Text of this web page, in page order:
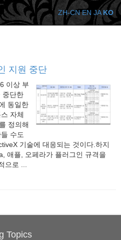
지원 중단
이상 부
중단한
동일한
자체
정의해
수도
기술에 대응되는 것이다.하지
애플, 오페라가 플러그인 규격을
으로 ...
Topics
ZH-CN EN JA KO